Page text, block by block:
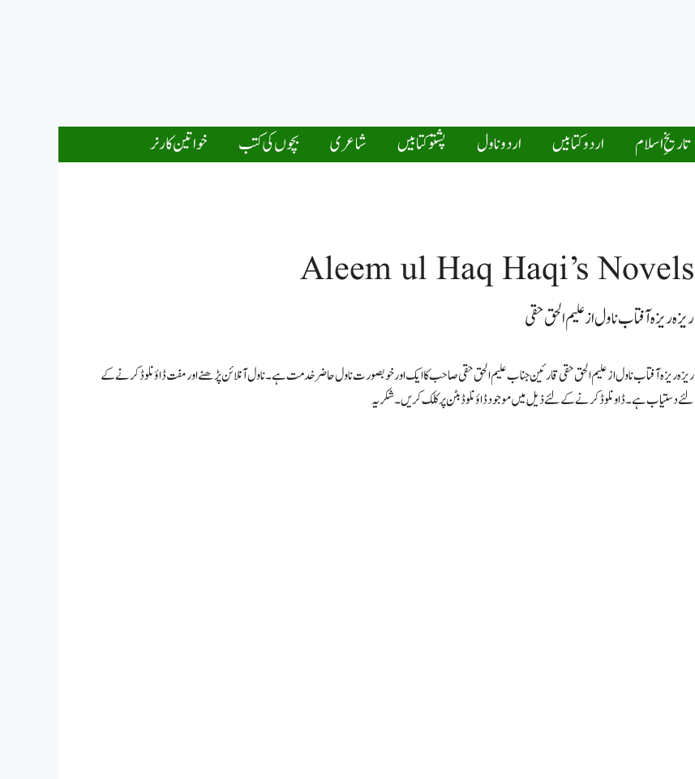
تاریخِ اسلام اردو کتابیں اردو ناول پشتو کتابیں شاعری بچوں کی کتب خواتین کارنر
Aleem ul Haq Haqi’s Novels
ریزہ ریزہ آفتاب ناول از علیم الحق حقی
ریزہ ریزہ آفتاب ناول از علیم الحق حقی قارئین جناب علیم الحق حقی صاحب کا ایک اور خوبصورت ناول حاضر خدمت ہے۔ ناول آنلائن پڑھنے اور مفت ڈاؤنلوڈ کرنے کے
لئے دستیاب ہے۔ ڈاونلوڈ کرنے کے لئے ذیل میں موجود ڈاؤنلوڈ بٹن پر کلک کریں۔ شکریہ